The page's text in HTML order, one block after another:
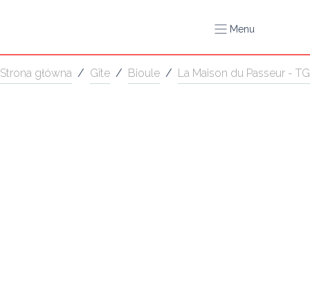
Menu
Strona główna / Gîte / Bioule / La Maison du Passeur -